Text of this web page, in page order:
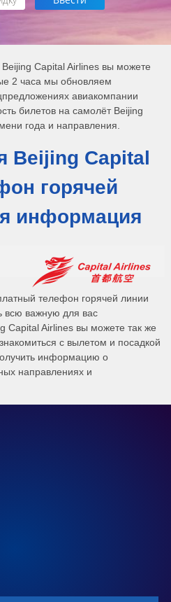
Capital Airlines вы можете
2 часа мы обновляем
авиакомпании
билетов на самолёт Beijing
года и направления.
Beijing Capital
горячей
информация
телефон горячей линии
всю важную для вас
Airlines вы можете так же
с вылетом и посадкой
информацию о
направлениях и